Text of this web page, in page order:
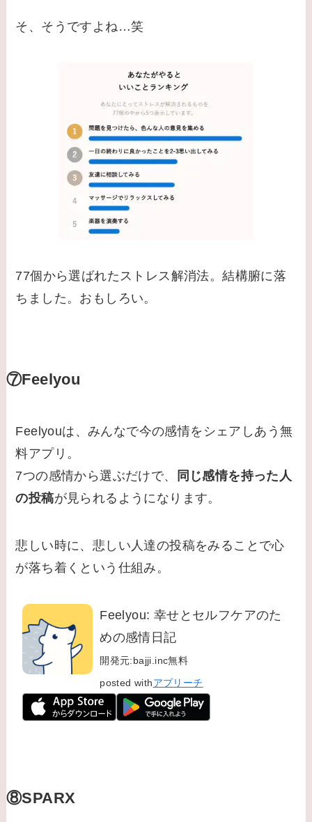
そ、そうですよね…笑
77個から選ばれたストレス解消法。結構腑に落
ちました。おもしろい。
⑦Feelyou
Feelyouは、みんなで今の感情をシェアしあう無
料アプリ。
7つの感情から選ぶだけで、
同じ感情を持った人
の投稿が見られるようになります。
悲しい時に、悲しい人達の投稿をみることで心
が落ち着くという仕組み。
Feelyou: 幸せとセルフケアのた
めの感情日記
開発元:bajji.inc無料
posted withアプリーチ
⑧SPARX